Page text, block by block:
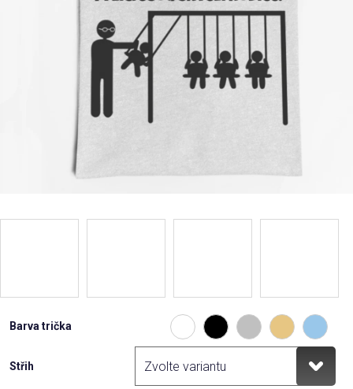
Barva trička
Střih